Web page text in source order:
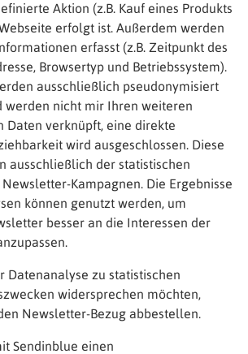
Aktion (z.B. Kauf eines Produkts
erfolgt ist. Außerdem werden
erfasst (z.B. Zeitpunkt des
Browsertyp und Betriebssystem).
ausschließlich pseudonymisiert
werden nicht mir Ihren weiteren
Daten verknüpft, eine direkte
wird ausgeschlossen. Diese
ausschließlich der statistischen
Kampagnen. Die Ergebnisse
können genutzt werden, um
besser an die Interessen der
Datenanalyse zu statistischen
widersprechen möchten,
Newsletter-Bezug abbestellen.
Sendinblue einen